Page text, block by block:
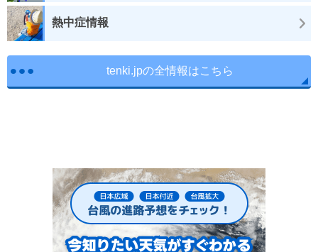
熱中症情報
tenki.jpの全情報はこちら